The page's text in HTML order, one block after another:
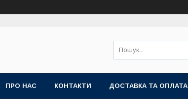
ПРО НАС КОНТАКТИ ДОСТАВКА ТА ОПЛАТА